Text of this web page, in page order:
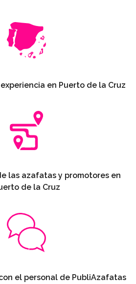
en Puerto de la Cruz
las azafatas y promotores en
de la Cruz
el personal de PubliAzafatas